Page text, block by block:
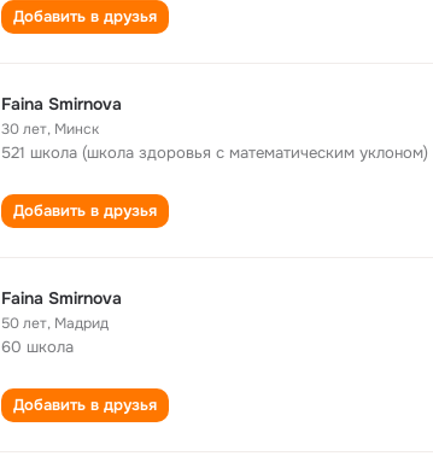
Добавить в друзья
Faina Smirnova
30 лет, Минск
521 школа (школа здоровья с математическим уклоном)
Добавить в друзья
Faina Smirnova
50 лет, Мадрид
60 школа
Добавить в друзья